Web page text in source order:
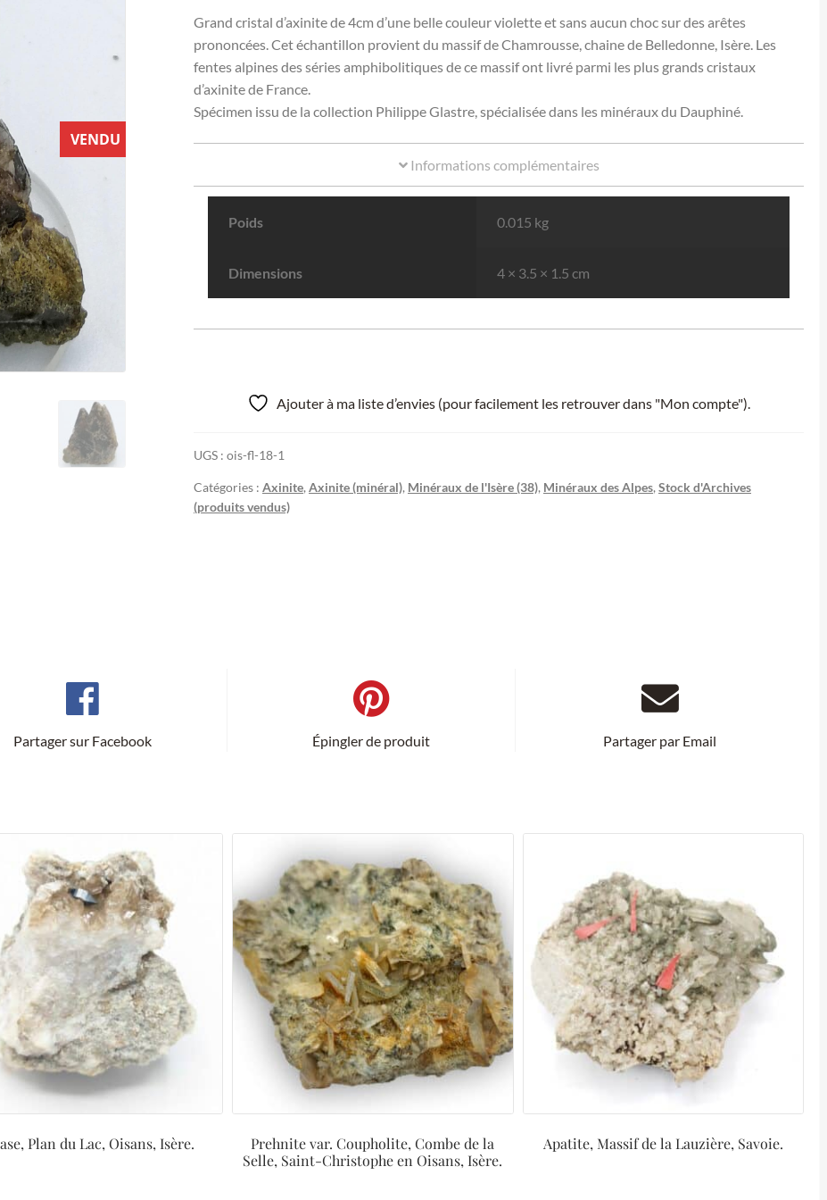
VENDU
Grand cristal d’axinite de 4cm d’une belle couleur violette et sans aucun choc sur des arêtes
prononcées. Cet échantillon provient du massif de Chamrousse, chaine de Belledonne, Isère. Les
fentes alpines des séries amphibolitiques de ce massif ont livré parmi les plus grands cristaux
d’axinite de France.
Spécimen issu de la collection Philippe Glastre, spécialisée dans les minéraux du Dauphiné.
Informations complémentaires
Poids 0.015 kg
Dimensions 4 × 3.5 × 1.5 cm
Ajouter à ma liste d’envies (pour facilement les retrouver dans "Mon compte").
UGS : ois-fl-18-1
Catégories : Axinite, Axinite (minéral), Minéraux de l'Isère (38), Minéraux des Alpes, Stock d'Archives
(produits vendus)
Partager sur Facebook Épingler de produit Partager par Email
Plan du Lac, Oisans, Isère.
Prehnite var. Coupholite, Combe de la
Selle, Saint-Christophe en Oisans, Isère.
Apatite, Massif de la Lauzière, Savoie.